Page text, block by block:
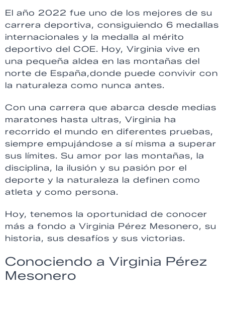
El año 2022 fue uno de los mejores de su
carrera deportiva, consiguiendo 6 medallas
internacionales y la medalla al mérito
deportivo del COE. Hoy, Virginia vive en
una pequeña aldea en las montañas del
norte de España,donde puede convivir con
la naturaleza como nunca antes.
Con una carrera que abarca desde medias
maratones hasta ultras, Virginia ha
recorrido el mundo en diferentes pruebas,
siempre empujándose a sí misma a superar
sus límites. Su amor por las montañas, la
disciplina, la ilusión y su pasión por el
deporte y la naturaleza la definen como
atleta y como persona.
Hoy, tenemos la oportunidad de conocer
más a fondo a Virginia Pérez Mesonero, su
historia, sus desafíos y sus victorias.
Conociendo a Virginia Pérez
Mesonero